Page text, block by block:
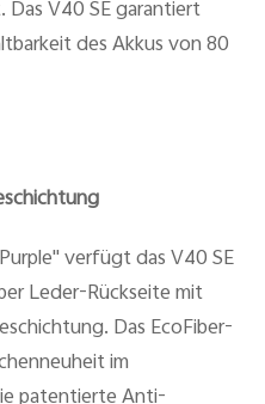
V40 SE garantiert
des Akkus von 80
verfügt das V40 SE
Leder-Rückseite mit
Das EcoFiber-
im